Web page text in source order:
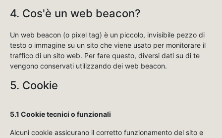
4. Cos'è un web beacon?
Un web beacon (o pixel tag) è un piccolo, invisibile pezzo di
testo o immagine su un sito che viene usato per monitorare il
traffico di un sito web. Per fare questo, diversi dati su di te
vengono conservati utilizzando dei web beacon.
5. Cookie
5.1 Cookie tecnici o funzionali
Alcuni cookie assicurano il corretto funzionamento del sito e